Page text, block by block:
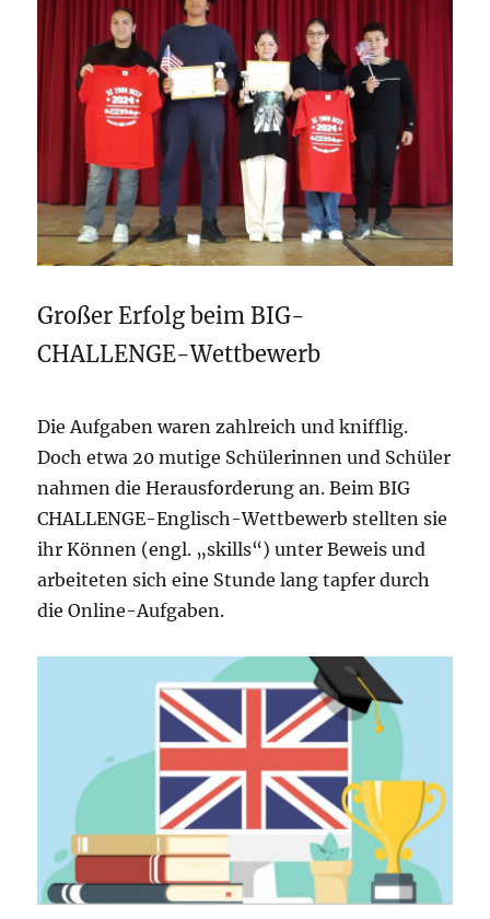
Großer Erfolg beim BIG-
CHALLENGE-Wettbewerb
Die Aufgaben waren zahlreich und knifflig.
Doch etwa 20 mutige Schülerinnen und Schüler
nahmen die Herausforderung an. Beim BIG
CHALLENGE-Englisch-Wettbewerb stellten sie
ihr Können (engl. „skills“) unter Beweis und
arbeiteten sich eine Stunde lang tapfer durch
die Online-Aufgaben.